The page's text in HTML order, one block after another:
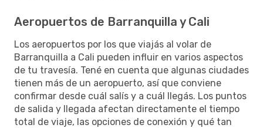
Aeropuertos de Barranquilla y Cali
Los aeropuertos por los que viajás al volar de
Barranquilla a Cali pueden influir en varios aspectos
de tu travesía. Tené en cuenta que algunas ciudades
tienen más de un aeropuerto, así que conviene
confirmar desde cuál salís y a cuál llegás. Los puntos
de salida y llegada afectan directamente el tiempo
total de viaje, las opciones de conexión y qué tan